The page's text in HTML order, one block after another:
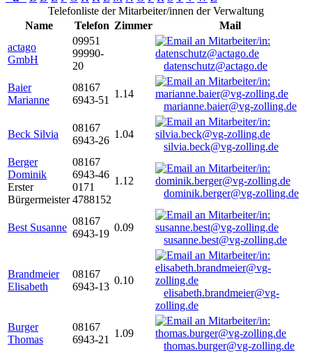
Telefonliste der Mitarbeiter/innen der Verwaltung
Name
Telefon Zimmer
Mail
actago
GmbH
09951
99990-
20
datenschutz@actago.de
Baier
Marianne
08167
6943-51
1.14
marianne.baier@vg-zolling.de
Beck Silvia
08167
6943-26
1.04
silvia.beck@vg-zolling.de
Berger
Dominik
Erster
Bürgermeister
08167
6943-46
0171
4788152
1.12
dominik.berger@vg-zolling.de
Best Susanne
08167
6943-19
0.09
susanne.best@vg-zolling.de
Brandmeier
Elisabeth
08167
6943-13
0.10
elisabeth.brandmeier@vg-
zolling.de
Burger
Thomas
08167
6943-21
1.09
thomas.burger@vg-zolling.de